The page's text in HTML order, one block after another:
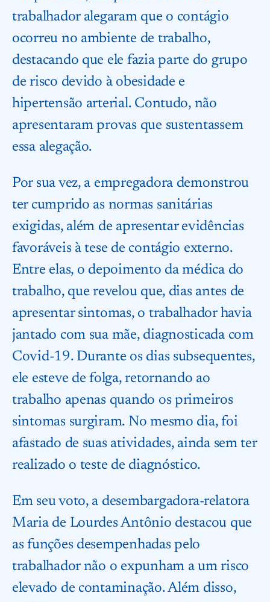
trabalhador alegaram que o contágio
ocorreu no ambiente de trabalho,
destacando que ele fazia parte do grupo
de risco devido à obesidade e
hipertensão arterial. Contudo, não
apresentaram provas que sustentassem
essa alegação.
Por sua vez, a empregadora demonstrou
ter cumprido as normas sanitárias
exigidas, além de apresentar evidências
favoráveis à tese de contágio externo.
Entre elas, o depoimento da médica do
trabalho, que revelou que, dias antes de
apresentar sintomas, o trabalhador havia
jantado com sua mãe, diagnosticada com
Covid-19. Durante os dias subsequentes,
ele esteve de folga, retornando ao
trabalho apenas quando os primeiros
sintomas surgiram. No mesmo dia, foi
afastado de suas atividades, ainda sem ter
realizado o teste de diagnóstico.
Em seu voto, a desembargadora-relatora
Maria de Lourdes Antônio destacou que
as funções desempenhadas pelo
trabalhador não o expunham a um risco
elevado de contaminação. Além disso,